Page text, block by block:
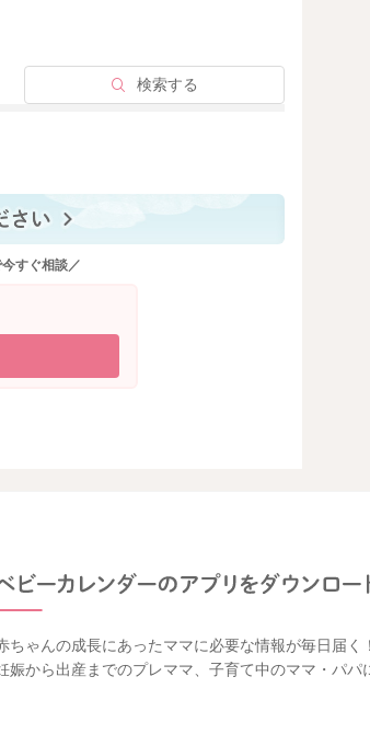
検索する
すぐ相談／
ちゃんの成長にあったママに必要な情報が毎日届く！
娠から出産までのプレママ、子育て中のママ・パパ